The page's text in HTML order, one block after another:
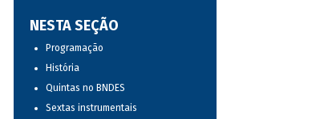
NESTA SEÇÃO
Programação
História
Quintas no BNDES
Sextas instrumentais